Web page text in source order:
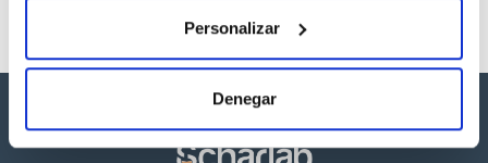
Personalizar
Denegar